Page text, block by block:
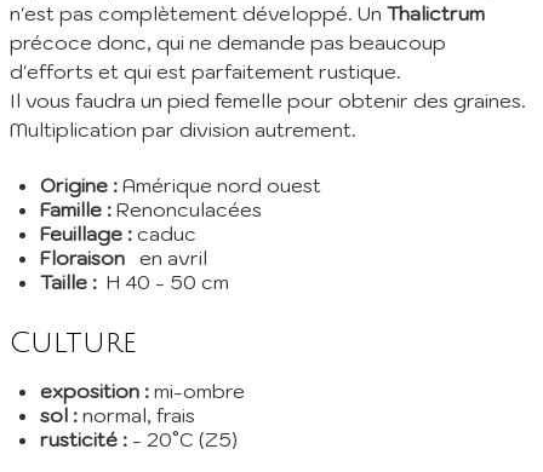
n'est pas complètement développé. Un Thalictrum
précoce donc, qui ne demande pas beaucoup
d'efforts et qui est parfaitement rustique.
Il vous faudra un pied femelle pour obtenir des graines.
Multiplication par division autrement.
Origine : Amérique nord ouest
Famille : Renonculacées
Feuillage : caduc
Floraison en avril
Taille : H 40 - 50 cm
Culture
exposition : mi-ombre
sol : normal, frais
rusticité : - 20°C (Z5)